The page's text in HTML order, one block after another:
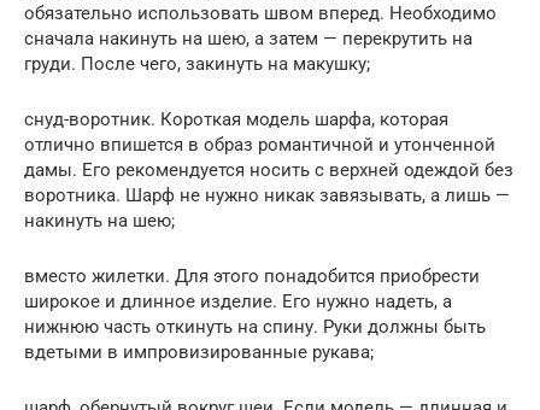
обязательно использовать швом вперед. Необходимо
сначала накинуть на шею, а затем — перекрутить на
груди. После чего, закинуть на макушку;
снуд-воротник. Короткая модель шарфа, которая
отлично впишется в образ романтичной и утонченной
дамы. Его рекомендуется носить с верхней одеждой без
воротника. Шарф не нужно никак завязывать, а лишь —
накинуть на шею;
вместо жилетки. Для этого понадобится приобрести
широкое и длинное изделие. Его нужно надеть, а
нижнюю часть откинуть на спину. Руки должны быть
вдетыми в импровизированные рукава;